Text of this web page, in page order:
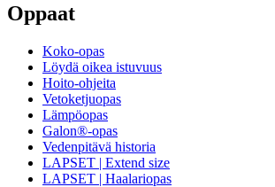
Oppaat
Koko-opas
Löydä oikea istuvuus
Hoito-ohjeita
Vetoketjuopas
Lämpöopas
Galon®-opas
Vedenpitävä historia
LAPSET | Extend size
LAPSET | Haalariopas